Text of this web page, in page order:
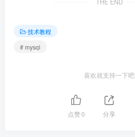
THE END
技术教程
# mysql
喜欢就支持一下吧
点赞0 分享